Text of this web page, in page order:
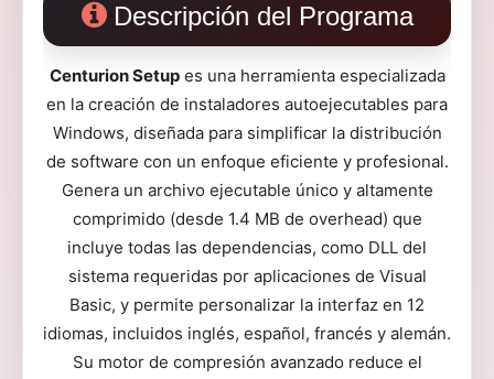
Descripción del Programa
Centurion Setupes una herramienta especializada
en la creación de instaladores autoejecutables para
Windows, diseñada para simplificar la distribución
de software con un enfoque eficiente y profesional.
Genera un archivo ejecutable único y altamente
comprimido (desde 1.4 MB de overhead) que
incluye todas las dependencias, como DLL del
sistema requeridas por aplicaciones de Visual
Basic, y permite personalizar la interfaz en 12
idiomas, incluidos inglés, español, francés y alemán.
Su motor de compresión avanzado reduce el